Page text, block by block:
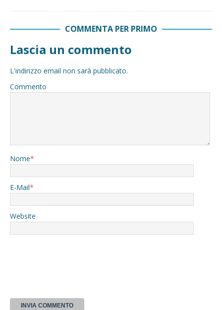
COMMENTA PER PRIMO
Lascia un commento
L'indirizzo email non sarà pubblicato.
Commento
Nome*
E-Mail*
Website